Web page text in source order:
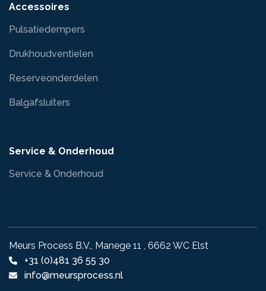
Accessoires
Pulsatiedempers
Drukhoudventielen
Reserveonderdelen
Balgafsluiters
Service & Onderhoud
Service & Onderhoud
Meurs Process B.V., Manege 11 , 6662 WC Elst
+31 (0)481 36 55 30
info@meursprocess.nl